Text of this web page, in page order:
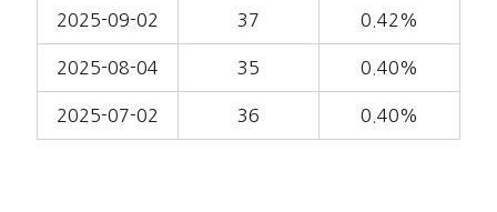
2025-09-02 37 0.42%
2025-08-04 35 0.40%
2025-07-02 36 0.40%